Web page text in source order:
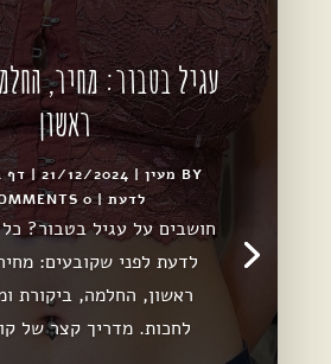
עגיל בטבור: מחיר,
ראשון
BY מעין|
21/12/2024
|דף
לדעת| 0 COMMENTS
חושבים על עגיל בטבור?
לדעת לפני שקובעים:
ראשון, החלמה, ביקורת
לחכות. מדריך קצר של